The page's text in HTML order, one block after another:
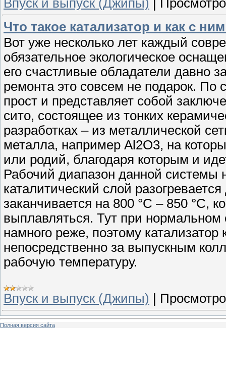
Что такое катализатор и как с
Вот уже несколько лет каждый
обязательное экологическое
его счастливые обладатели давно
ремонта это совсем не подарок. По
прост и представляет собой
сито, состоящее из тонких
разработках – из металлической
металла, например Al2O3, на
или родий, благодаря которым и
Рабочий диапазон данной системы
каталитический слой
заканчивается на 800 °С – 850 °С,
выплавляться. Тут при нормальном
намного реже, поэтому
непосредственно за выпускным
рабочую температуру.
Впуск и выпуск (Джипы)
Полная версия сайта